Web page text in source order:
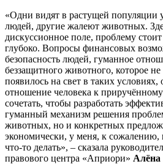
«Одни видят в растущей популяции
людей, другие жалеют животных.
дискуссионное поле, проблему
глубоко. Вопросы финансовых
безопасность людей, гуманное
беззащитного животного, которое
появилось на свет в таких условиях,
отношение человека к
сочетать, чтобы разработать
гуманный механизм решения
животных, но и конкретных
экономически, у меня, к сожалению,
что-то делать», – сказала
правового центра «Априори»